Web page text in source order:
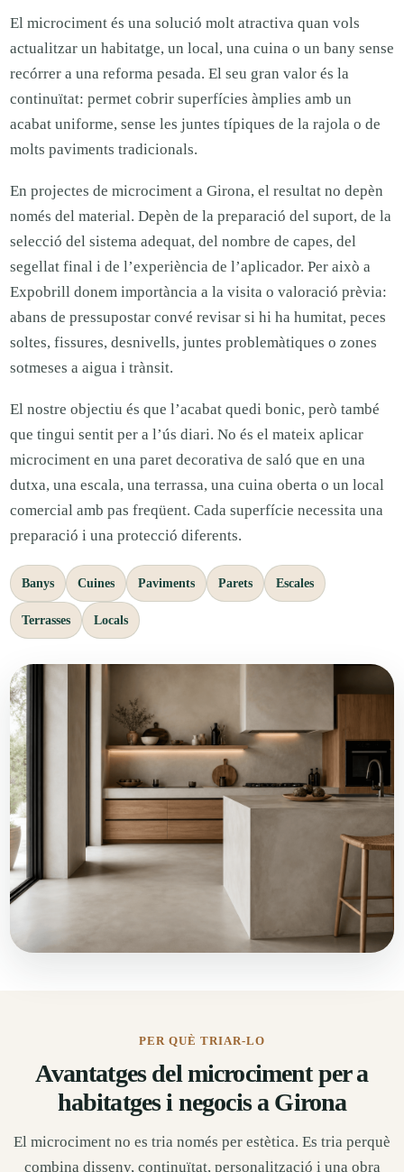
El microciment és una solució molt atractiva quan vols
actualitzar un habitatge, un local, una cuina o un bany sense
recórrer a una reforma pesada. El seu gran valor és la
continuïtat: permet cobrir superfícies àmplies amb un
acabat uniforme, sense les juntes típiques de la rajola o de
molts paviments tradicionals.
En projectes de microciment a Girona, el resultat no depèn
només del material. Depèn de la preparació del suport, de la
selecció del sistema adequat, del nombre de capes, del
segellat final i de l’experiència de l’aplicador. Per això a
Expobrill donem importància a la visita o valoració prèvia:
abans de pressupostar convé revisar si hi ha humitat, peces
soltes, fissures, desnivells, juntes problemàtiques o zones
sotmeses a aigua i trànsit.
El nostre objectiu és que l’acabat quedi bonic, però també
que tingui sentit per a l’ús diari. No és el mateix aplicar
microciment en una paret decorativa de saló que en una
dutxa, una escala, una terrassa, una cuina oberta o un local
comercial amb pas freqüent. Cada superfície necessita una
preparació i una protecció diferents.
Banys Cuines Paviments Parets Escales
Terrasses Locals
PER QUÈ TRIAR-LO
Avantatges del microciment per a
habitatges i negocis a Girona
El microciment no es tria només per estètica. Es tria perquè
combina disseny, continuïtat, personalització i una obra